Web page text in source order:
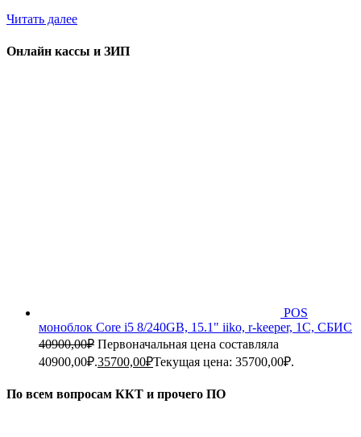
Читать далее
Онлайн кассы и ЗИП
POS
моноблок Core i5 8/240GB, 15.1" iiko, r-keeper, 1C, СБИС
40900,00₽ Первоначальная цена составляла
40900,00₽.35700,00₽Текущая цена: 35700,00₽.
По всем вопросам ККТ и прочего ПО